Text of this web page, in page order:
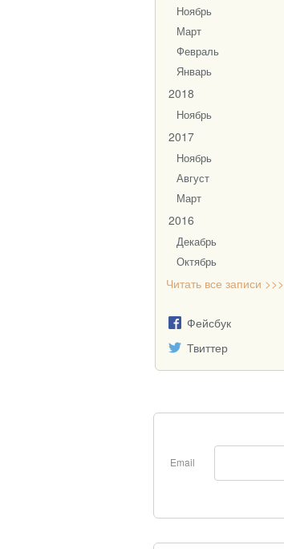
Ноябрь
Март
Февраль
Январь
2018
Ноябрь
2017
Ноябрь
Август
Март
2016
Декабрь
Октябрь
Читать все записи >>>
Фейсбук
Твиттер
Email